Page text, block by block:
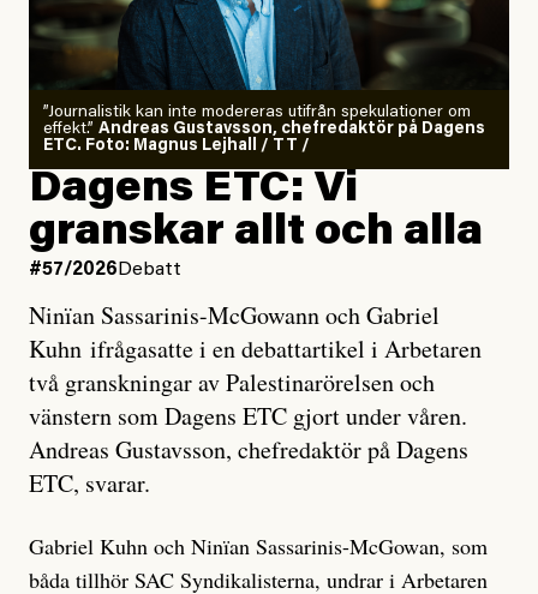
”Journalistik kan inte modereras utifrån spekulationer om
effekt.” Andreas Gustavsson, chefredaktör på Dagens
ETC. Foto: Magnus Lejhall / TT /
Dagens ETC: Vi
granskar allt och alla
#57/2026 Debatt
Ninïan Sassarinis-McGowann och Gabriel
Kuhn ifrågasatte i en debattartikel i Arbetaren
två granskningar av Palestinarörelsen och
vänstern som Dagens ETC gjort under våren.
Andreas Gustavsson, chefredaktör på Dagens
ETC, svarar.
Gabriel Kuhn och Ninïan Sassarinis-McGowan, som
båda tillhör SAC Syndikalisterna, undrar i Arbetaren